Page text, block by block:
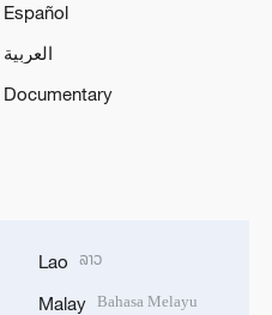
Español
العربية
Documentary
Lao ລາວ
Malay Bahasa Melayu